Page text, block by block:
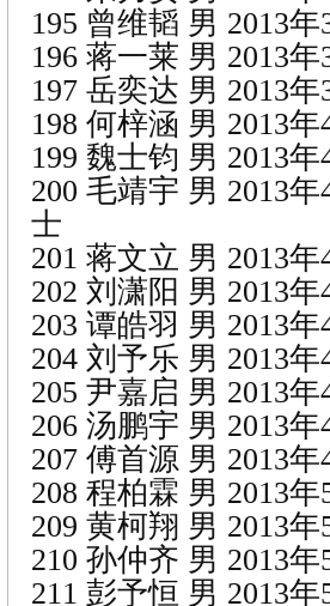
195 曾维韬 男 2013
196 蒋一莱 男 2013
197 岳奕达 男 2013
198 何梓涵 男 2013
199 魏士钧 男 2013
200 毛靖宇 男 2013
士
201 蒋文立 男 2013
202 刘潇阳 男 2013
203 谭皓羽 男 2013
204 刘予乐 男 2013
205 尹嘉启 男 2013
206 汤鹏宇 男 2013
207 傅首源 男 2013
208 程柏霖 男 2013
209 黄柯翔 男 2013
210 孙仲齐 男 2013
211 彭予恒 男 2013